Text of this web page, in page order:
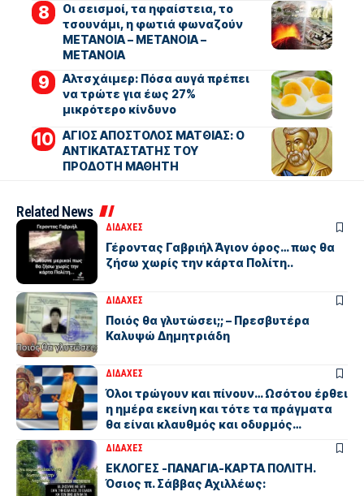
Οι σεισμοί, τα ηφαίστεια, το
τσουνάμι, η φωτιά φωναζούν
ΜΕΤΑΝΟΙΑ – ΜΕΤΑΝΟΙΑ –
ΜΕΤΑΝΟΙΑ
Αλτσχάιμερ: Πόσα αυγά πρέπει
να τρώτε για έως 27%
μικρότερο κίνδυνο
ΑΓΙΟΣ ΑΠΟΣΤΟΛΟΣ ΜΑΤΘΙΑΣ: Ο
ΑΝΤΙΚΑΤΑΣΤΑΤΗΣ ΤΟΥ
ΠΡΟΔΟΤΗ ΜΑΘΗΤΗ
Related News
ΔΙΔΑΧΕΣ
Γέροντας Γαβριήλ Άγιον όρος… πως θα
ζήσω χωρίς την κάρτα Πολίτη..
ΔΙΔΑΧΕΣ
Ποιός θα γλυτώσει;; – Πρεσβυτέρα
Καλυψώ Δημητριάδη
ΔΙΔΑΧΕΣ
Όλοι τρώγουν και πίνουν… Ωσότου έρθει
η ημέρα εκείνη και τότε τα πράγματα
θα είναι κλαυθμός και οδυρμός…
ΔΙΔΑΧΕΣ
ΕΚΛΟΓΕΣ -ΠΑΝΑΓΙΑ-ΚΑΡΤΑ ΠΟΛΙΤΗ.
Όσιος π. Σάββας Αχιλλέως: